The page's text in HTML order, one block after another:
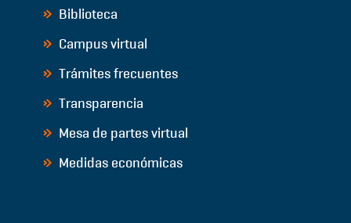
Biblioteca
Campus virtual
Trámites frecuentes
Transparencia
Mesa de partes virtual
Medidas económicas